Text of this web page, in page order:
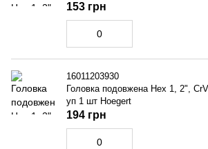
153 грн
16011203930
Головка подовжена Hex 1, 2",
уп 1 шт Hoegert
194 грн